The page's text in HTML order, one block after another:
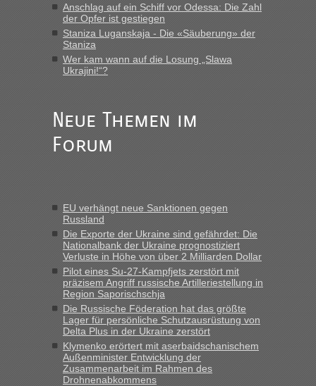
Recht, Visa und Dokumente • Re: Deklaration
gebrauchter Kleidung beim Zoll
„Vielen Dank, mit einem Briefchen meiner Frau im Gepäck
gab es keine Probleme“
fast 11 Milliarden aufgedeckt
„Am besten wäre natürlich, wenn die Frau mit dabei ist.
Alleinreisende Männer stehen schließlich immer unter
Milliarden aufgedeckt
„Kein Zoll. Du musst an sich nur sagen dass das privat ist
und du nicht damit handeln willst. So lange das nicht
Originalverpackt ist und ersichlich das nicht neu sollte es
keine Probleme geben“
Recht, Visa und Dokumente • Deklaration
gebrauchter Kleidung beim Zoll
„Hallo Leute, ich weiß nicht, ob ich hier richtig bin mit meiner
Anfrage. Ich möchte 4 Umzugskartons mit gebrauchter
Straßen Kleidung bei der Einreise in die Ukraine
mitnehmen. Es ist gebrauchte Kleidung...“
Anschlag auf ein Schiff vor Odessa: Die Zahl
der Opfer ist gestiegen
Staniza Luganskaja - Die «Säuberung» der
Staniza
Wer kam wann auf die Losung „Slawa
Ukrajini!“?
Neue Themen im
Forum
EU verhängt neue Sanktionen gegen
Russland
Die Exporte der Ukraine sind gefährdet: Die
Nationalbank der Ukraine prognostiziert
Verluste in Höhe von über 2 Milliarden Dollar
Pilot eines Su-27-Kampfjets zerstört mit
präzisem Angriff russische Artilleriestellung in
Region Saporischschja
Die Russische Föderation hat das größte
Lager für persönliche Schutzausrüstung von
Delta Plus in der Ukraine zerstört
Klymenko erörtert mit aserbaidschanischem
Außenminister Entwicklung der
Zusammenarbeit im Rahmen des
Drohnenabkommens